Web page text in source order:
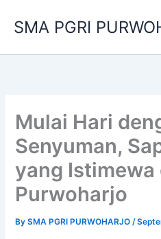
SMA PGRI
Mulai Hari
Senyuman,
yang Istimewa
Purwoharjo
BySMA PGRI PURWOHARJO/